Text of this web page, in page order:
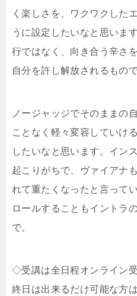
く楽しさを、ワクワクした
うに設定したいなと思いま
行ではなく、向き合う辛さ
自分を許し解放されるもので
ノージャッジでそのままの
ことなく軽々変容していけ
したいなと思います。イン
起こりがちで、ヴァイアナ
れて重たくなったと言って
ロールすることもイントラ
で。
◇受講は全日程オンライン
終日は出来るだけ可能な方